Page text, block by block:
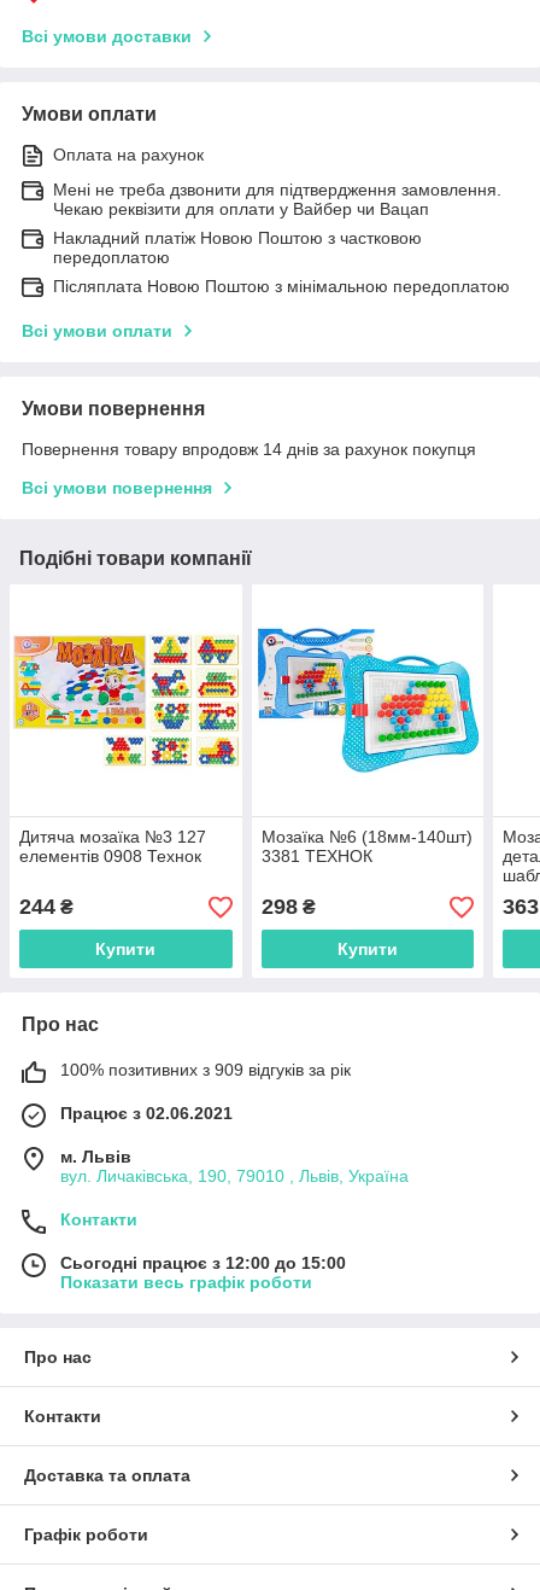
Всі умови доставки
Умови оплати
Оплата на рахунок
Мені не треба дзвонити для підтвердження замовлення.
Чекаю реквізити для оплати у Вайбер чи Вацап
Накладний платіж Новою Поштою з частковою
передоплатою
Післяплата Новою Поштою з мінімальною передоплатою
Всі умови оплати
Умови повернення
Повернення товару впродовж 14 днів за рахунок покупця
Всі умови повернення
Подібні товари компанії
Дитяча мозаїка №3 127
елементів 0908 Технок
244 ₴
Купити
Мозаїка №6 (18мм-140шт)
3381 ТЕХНОК
298₴
Купити
363
Про нас
100% позитивних з 909 відгуків за рік
Працює з 02.06.2021
м. Львів
вул. Личаківська, 190, 79010 , Львів, Україна
Контакти
Сьогодні працює з 12:00 до 15:00
Показати весь графік роботи
Про нас
Контакти
Доставка та оплата
Графік роботи